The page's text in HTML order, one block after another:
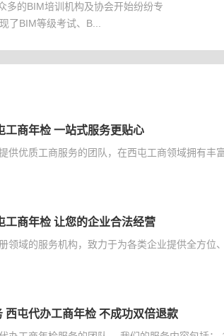
多的BIM培训机构及协会开始纷纷专
了BIM等级考试、B...
工商年检 一站式服务更贴心
供优质工商服务的团队，在西屯工商领域拥有丰
工商年检 让您的企业合法经营
领域的服务机构，致力于为各类企业提供全方位
西屯代办工商年检 不成功双倍退款